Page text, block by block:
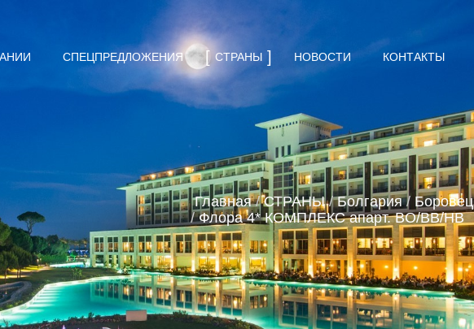
СПЕЦПРЕДЛОЖЕНИЯ СТРАНЫ НОВОСТИ КОНТАКТЫ
Главная / СТРАНЫ / Болгария / Боровец
/ Флора 4* КОМПЛЕКС апарт. BO/ВВ/HB